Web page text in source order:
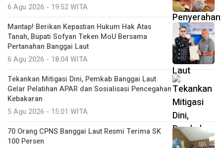
6 Agu 2026 - 19:52 WITA
Mantap! Berikan Kepastian Hukum Hak Atas
Tanah, Bupati Sofyan Teken MoU Bersama
Pertanahan Banggai Laut
6 Agu 2026 - 18:04 WITA
Tekankan Mitigasi Dini, Pemkab Banggai Laut
Gelar Pelatihan APAR dan Sosialisasi Pencegahan
Kebakaran
5 Agu 2026 - 15:01 WITA
70 Orang CPNS Banggai Laut Resmi Terima SK
100 Persen